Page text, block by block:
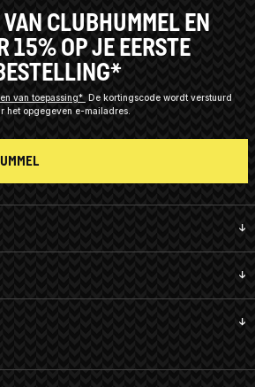
CLUBHUMMEL EN
15% OP JE EERSTE
van toepassing* De kortingscode wordt verstuurd
het opgegeven e-mailadres.